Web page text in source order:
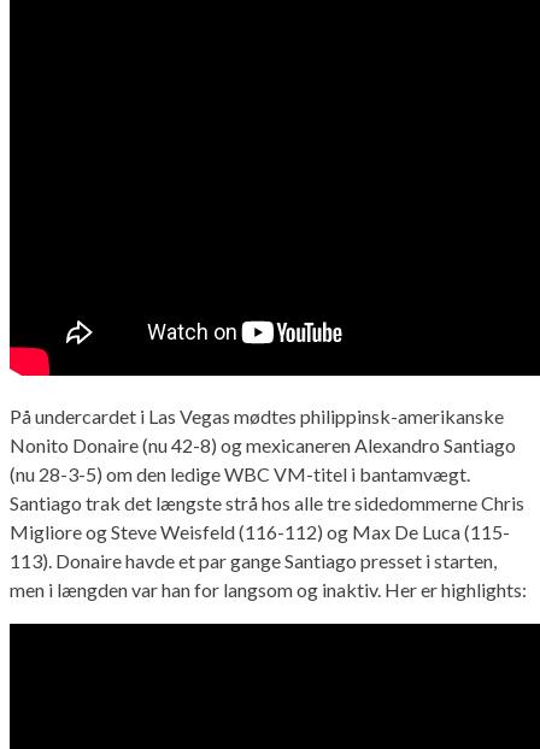
På undercardet i Las Vegas mødtes philippinsk-amerikanske
Nonito Donaire (nu 42-8) og mexicaneren Alexandro Santiago
(nu 28-3-5) om den ledige WBC VM-titel i bantamvægt.
Santiago trak det længste strå hos alle tre sidedommerne Chris
Migliore og Steve Weisfeld (116-112) og Max De Luca (115-
113). Donaire havde et par gange Santiago presset i starten,
men i længden var han for langsom og inaktiv. Her er highlights: